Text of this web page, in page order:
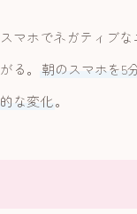
マホでネガティブな
る。 朝のスマホを5
な変化。